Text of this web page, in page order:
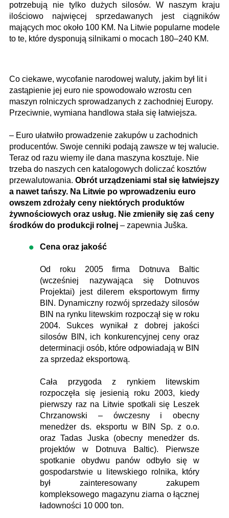
potrzebują nie tylko dużych silosów. W naszym kraju
ilościowo najwięcej sprzedawanych jest ciągników
mających moc około 100 KM. Na Litwie popularne modele
to te, które dysponują silnikami o mocach 180–240 KM.
Co ciekawe, wycofanie narodowej waluty, jakim był lit i
zastąpienie jej euro nie spowodowało wzrostu cen
maszyn rolniczych sprowadzanych z zachodniej Europy.
Przeciwnie, wymiana handlowa stała się łatwiejsza.
– Euro ułatwiło prowadzenie zakupów u zachodnich
producentów. Swoje cenniki podają zawsze w tej walucie.
Teraz od razu wiemy ile dana maszyna kosztuje. Nie
trzeba do naszych cen katalogowych doliczać kosztów
przewalutowania. Obrót urządzeniami stał się łatwiejszy
a nawet tańszy. Na Litwie po wprowadzeniu euro
owszem zdrożały ceny niektórych produktów
żywnościowych oraz usług. Nie zmieniły się zaś ceny
środków do produkcji rolnej – zapewnia Juška.
Cena oraz jakość
Od roku 2005 firma Dotnuva Baltic
(wcześniej nazywająca się Dotnuvos
Projektai) jest dilerem eksportowym firmy
BIN. Dynamiczny rozwój sprzedaży silosów
BIN na rynku litewskim rozpoczął się w roku
2004. Sukces wynikał z dobrej jakości
silosów BIN, ich konkurencyjnej ceny oraz
determinacji osób, które odpowiadają w BIN
za sprzedaż eksportową.
Cała przygoda z rynkiem litewskim
rozpoczęła się jesienią roku 2003, kiedy
pierwszy raz na Litwie spotkali się Leszek
Chrzanowski – ówczesny i obecny
menedżer ds. eksportu w BIN Sp. z o.o.
oraz Tadas Juska (obecny menedżer ds.
projektów w Dotnuva Baltic). Pierwsze
spotkanie obydwu panów odbyło się w
gospodarstwie u litewskiego rolnika, który
był zainteresowany zakupem
kompleksowego magazynu ziarna o łącznej
ładowności 10 000 ton.